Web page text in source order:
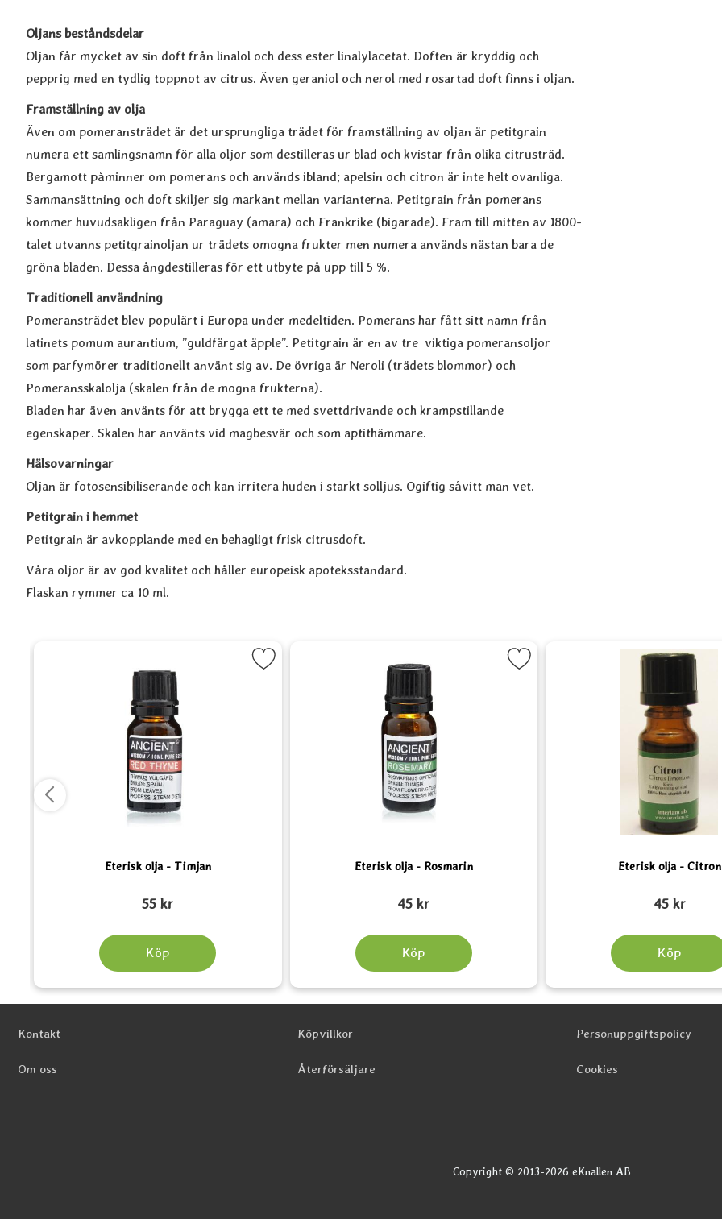
Oljans beståndsdelar
Oljan får mycket av sin doft från linalol och dess ester linalylacetat. Doften är kryddig och
pepprig med en tydlig toppnot av citrus. Även geraniol och nerol med rosartad doft finns i oljan.
Framställning av olja
Även om pomeransträdet är det ursprungliga trädet för framställning av oljan är petitgrain
numera ett samlingsnamn för alla oljor som destilleras ur blad och kvistar från olika citrusträd.
Bergamott påminner om pomerans och används ibland; apelsin och citron är inte helt ovanliga.
Sammansättning och doft skiljer sig markant mellan varianterna. Petitgrain från pomerans
kommer huvudsakligen från Paraguay (amara) och Frankrike (bigarade). Fram till mitten av 1800-
talet utvanns petitgrainoljan ur trädets omogna frukter men numera används nästan bara de
gröna bladen. Dessa ångdestilleras för ett utbyte på upp till 5 %.
Traditionell användning
Pomeransträdet blev populärt i Europa under medeltiden. Pomerans har fått sitt namn från
latinets pomum aurantium, ”guldfärgat äpple”. Petitgrain är en av tre viktiga pomeransoljor
som parfymörer traditionellt använt sig av. De övriga är Neroli (trädets blommor) och
Pomeransskalolja (skalen från de mogna frukterna).
Bladen har även använts för att brygga ett te med svettdrivande och krampstillande
egenskaper. Skalen har använts vid magbesvär och som aptithämmare.
Hälsovarningar
Oljan är fotosensibiliserande och kan irritera huden i starkt solljus. Ogiftig såvitt man vet.
Petitgrain i hemmet
Petitgrain är avkopplande med en behagligt frisk citrusdoft.
Våra oljor är av god kvalitet och håller europeisk apoteksstandard.
Flaskan rymmer ca 10 ml.
Eterisk olja - Timjan
55 kr
Köp
Markera Eterisk olja - Timjan som favorit
Eterisk olja - Rosmarin
45 kr
Köp
Markera Eterisk olja - Rosmarin som favorit
Eterisk olja - Citron
45 kr
Köp
Markera
Sidfot Blandad info och länkar
Kontakt
Om oss
Köpvillkor
Återförsäljare
Personuppgiftspolicy
Cookies
Copyright © 2013-2026 eKnallen AB